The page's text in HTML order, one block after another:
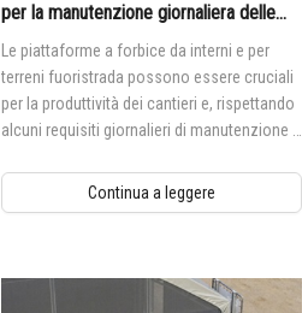
per la manutenzione giornaliera delle
piattaforme a forbice
Le piattaforme a forbice da interni e per
terreni fuoristrada possono essere cruciali
per la produttività dei cantieri e, rispettando
alcuni requisiti giornalieri di manutenzione e
la massima operatività nei cantieri.
Continua a leggere